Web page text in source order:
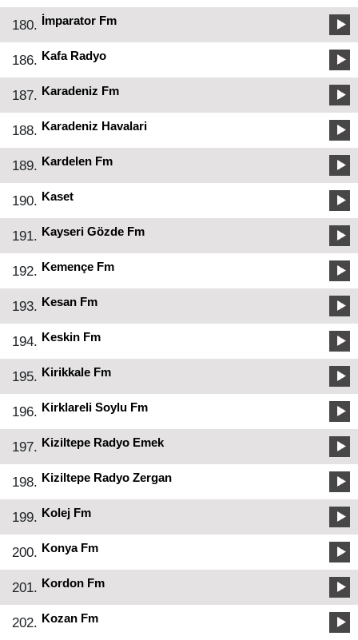
180. İmparator Fm
186. Kafa Radyo
187. Karadeniz Fm
188. Karadeniz Havalari
189. Kardelen Fm
190. Kaset
191. Kayseri Gözde Fm
192. Kemençe Fm
193. Kesan Fm
194. Keskin Fm
195. Kirikkale Fm
196. Kirklareli Soylu Fm
197. Kiziltepe Radyo Emek
198. Kiziltepe Radyo Zergan
199. Kolej Fm
200. Konya Fm
201. Kordon Fm
202. Kozan Fm